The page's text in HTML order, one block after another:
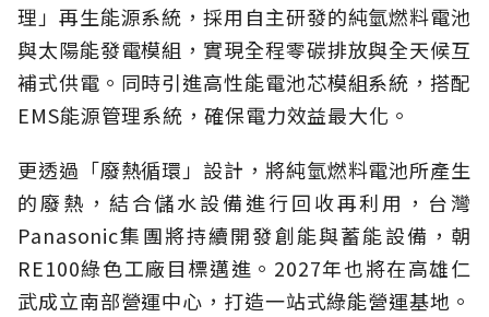
理」再生能源系統，採用自主研發的純氫燃料電池
與太陽能發電模組，實現全程零碳排放與全天候互
補式供電。同時引進高性能電池芯模組系統，搭配
EMS能源管理系統，確保電力效益最大化。
更透過「廢熱循環」設計，將純氫燃料電池所產生
的廢熱，結合儲水設備進行回收再利用，台灣
Panasonic集團將持續開發創能與蓄能設備，朝
RE100綠色工廠目標邁進。2027年也將在高雄仁
武成立南部營運中心，打造一站式綠能營運基地。